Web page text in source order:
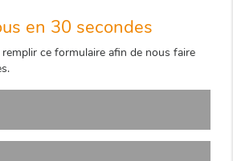
en 30 secondes
ce formulaire afin de nous faire